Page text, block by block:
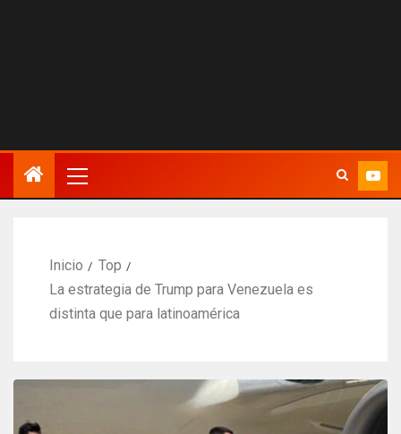
Inicio
Top
La estrategia de Trump para Venezuela es
distinta que para latinoamérica